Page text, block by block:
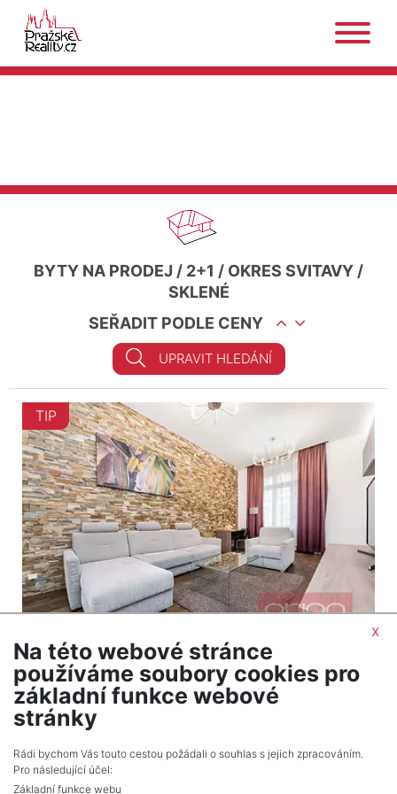
BYTY NA PRODEJ / 2+1 / OKRES SVITAVY /
SKLENÉ
SEŘADIT PODLE CENY
UPRAVIT HLEDÁNÍ
TIP
Byt na prodej / 2+1 / 71 m2
Praha 1 - Staré Město
16 480 000 Kč (za nemovitost) Cena cena
včetně provize a právních služeb
x
Na této webové stránce
používáme soubory cookies pro
základní funkce webové
stránky
Rádi bychom Vás touto cestou požádali o souhlas s jejich zpracováním.
Pro následující účel:
Základní funkce webu